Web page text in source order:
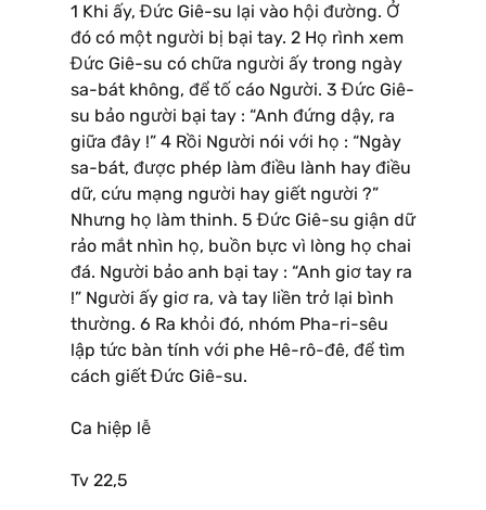
1 Khi ấy, Đức Giê-su lại vào hội đường. Ở
đó có một người bị bại tay. 2 Họ rình xem
Đức Giê-su có chữa người ấy trong ngày
sa-bát không, để tố cáo Người. 3 Đức Giê-
su bảo người bại tay : “Anh đứng dậy, ra
giữa đây !” 4 Rồi Người nói với họ : “Ngày
sa-bát, được phép làm điều lành hay điều
dữ, cứu mạng người hay giết người ?”
Nhưng họ làm thinh. 5 Đức Giê-su giận dữ
rảo mắt nhìn họ, buồn bực vì lòng họ chai
đá. Người bảo anh bại tay : “Anh giơ tay ra
!” Người ấy giơ ra, và tay liền trở lại bình
thường. 6 Ra khỏi đó, nhóm Pha-ri-sêu
lập tức bàn tính với phe Hê-rô-đê, để tìm
cách giết Đức Giê-su.
Ca hiệp lễ
Tv 22,5